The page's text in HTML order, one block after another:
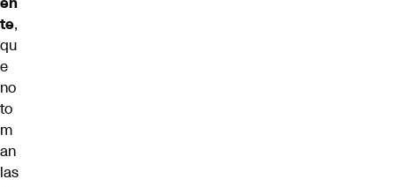
te,
qu
e
no
to
m
an
las